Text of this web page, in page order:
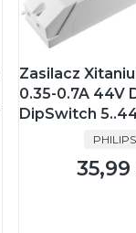
Zasilacz
0.35-0.7A 44V
DipSwitch
PHILIPS
Cena
35,99